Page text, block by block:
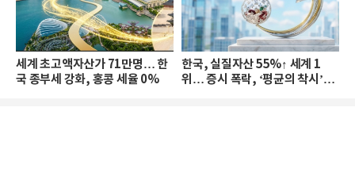
세계 초고액자산가 71만명… 한
국 종부세 강화, 홍콩 세율 0%
한국, 실질자산 55%↑ 세계 1
위… 증시 폭락, ‘평균의 착시’와